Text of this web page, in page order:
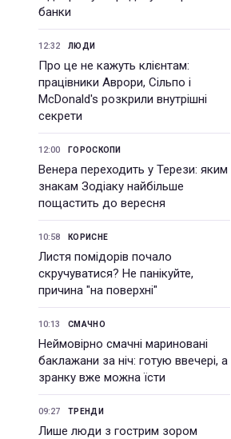
банки
12:32 ЛЮДИ
Про це не кажуть клієнтам:
працівники Аврори, Сільпо і
McDonald's розкрили внутрішні
секрети
12:00 ГОРОСКОПИ
Венера переходить у Терези: яким
знакам Зодіаку найбільше
пощастить до вересня
10:58 КОРИСНЕ
Листя помідорів почало
скручуватися? Не панікуйте,
причина "на поверхні"
10:13 СМАЧНО
Неймовірно смачні мариновані
баклажани за ніч: готую ввечері, а
зранку вже можна їсти
09:27 ТРЕНДИ
Лише люди з гострим зором